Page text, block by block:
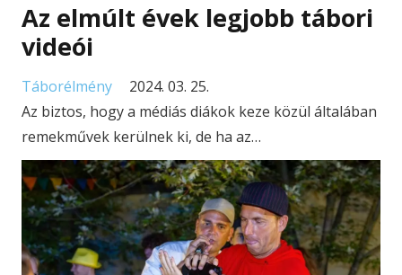
Az elmúlt évek legjobb tábori
videói
Táborélmény
2024. 03. 25.
Az biztos, hogy a médiás diákok keze közül általában
remekművek kerülnek ki, de ha az…